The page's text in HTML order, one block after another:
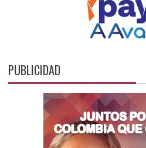
PUBLICIDAD